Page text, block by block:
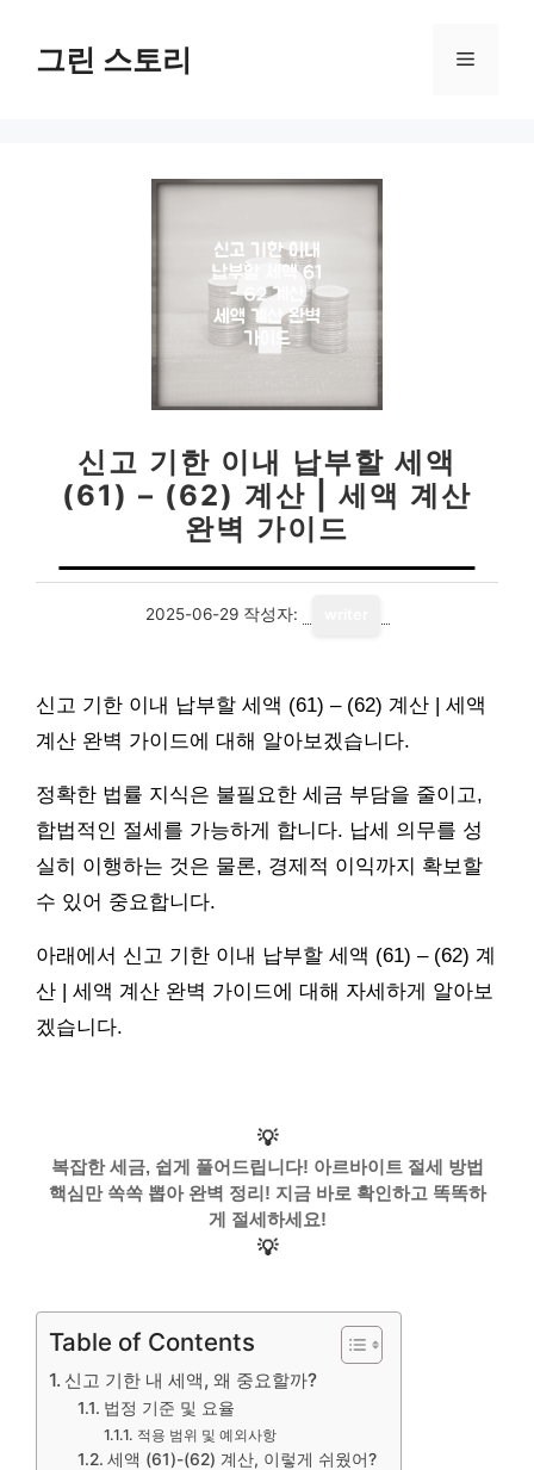
그린 스토리 메
신고 기한 이내 납부할 세액
(61) – (62) 계산 | 세액 계산
완벽 가이드
2025-06-29 작성자:
신고 기한 이내 납부할 세액 (61) – (62) 계산 | 세액
계산 완벽 가이드에 대해 알아보겠습니다.
정확한 법률 지식은 불필요한 세금 부담을 줄이고,
합법적인 절세를 가능하게 합니다. 납세 의무를 성
실히 이행하는 것은 물론, 경제적 이익까지 확보할
수 있어 중요합니다.
아래에서 신고 기한 이내 납부할 세액 (61) – (62) 계
산 | 세액 계산 완벽 가이드에 대해 자세하게 알아보
겠습니다.
💡
복잡한 세금, 쉽게 풀어드립니다! 아르바이트 절세 방법
핵심만 쏙쏙 뽑아 완벽 정리! 지금 바로 확인하고 똑똑하
게 절세하세요!
💡
Table of Contents
신고 기한 내 세액, 왜 중요할까?
법정 기준 및 요율
적용 범위 및 예외사항
세액 (61)-(62) 계산, 이렇게 쉬웠어?